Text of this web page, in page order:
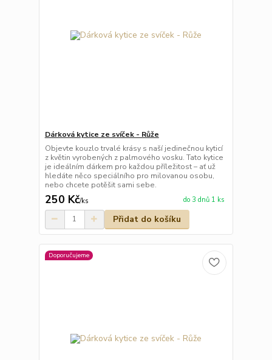
Dárková kytice ze svíček - Růže
Objevte kouzlo trvalé krásy s naší jedinečnou kyticí
z květin vyrobených z palmového vosku. Tato kytice
je ideálním dárkem pro každou příležitost – ať už
hledáte něco speciálního pro milovanou osobu,
nebo chcete potěšit sami sebe.
250 Kč/ks do 3 dnů 1 ks
Přidat do košíku
Doporučujeme